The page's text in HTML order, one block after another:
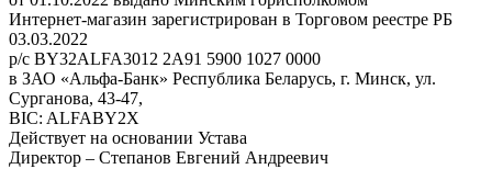
Интернет-магазин зарегистрирован в Торговом реестре РБ
03.03.2022
р/с BY32ALFA3012 2A91 5900 1027 0000
в ЗАО «Альфа-Банк» Республика Беларусь, г. Минск, ул.
Сурганова, 43-47,
BIC: ALFABY2X
Действует на основании Устава
Директор – Степанов Евгений Андреевич